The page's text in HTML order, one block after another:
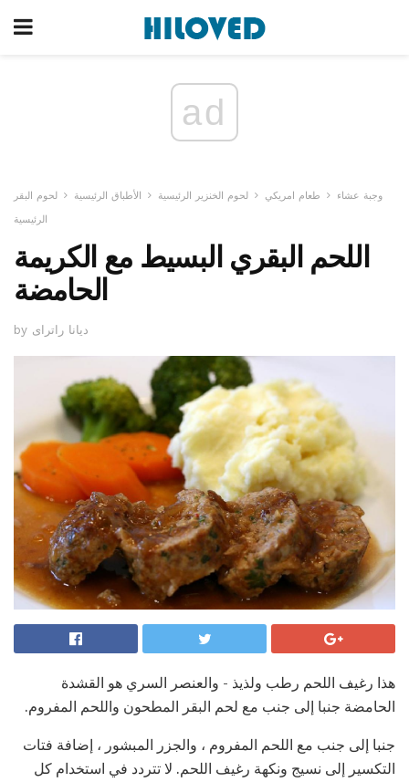
ad
وجبة عشاء طعام امريكي لحوم الخنزير الرئيسية الأطباق الرئيسية
لحوم البقر
الرئيسية
اللحم البقري البسيط مع الكريمة
الحامضة
by ديانا راتراى
هذا رغيف اللحم رطب ولذيذ - والعنصر السري هو القشدة
الحامضة جنبا إلى جنب مع لحم البقر المطحون واللحم المفروم.
جنبا إلى جنب مع اللحم المفروم ، والجزر المبشور ، إضافة فتات
التكسير إلى نسيج ونكهة رغيف اللحم. لا تتردد في استخدام كل